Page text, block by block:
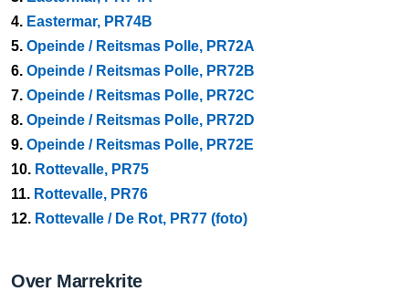
4. Eastermar, PR74B
5. Opeinde / Reitsmas Polle, PR72A
6. Opeinde / Reitsmas Polle, PR72B
7. Opeinde / Reitsmas Polle, PR72C
8. Opeinde / Reitsmas Polle, PR72D
9. Opeinde / Reitsmas Polle, PR72E
10. Rottevalle, PR75
11. Rottevalle, PR76
12. Rottevalle / De Rot, PR77 (foto)
Over Marrekrite